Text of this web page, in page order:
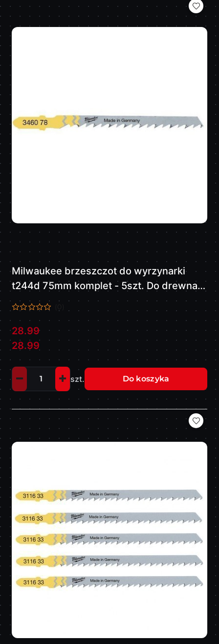
Milwaukee brzeszczot do wyrzynarki
t244d 75mm komplet - 5szt. Do drewna,
do cięcia po łuku 4932346078
Cena:
28.99
Cena:
28.99
szt. Do koszyka